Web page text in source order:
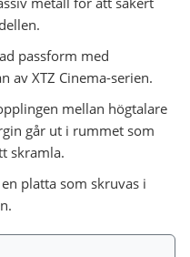
passform med
av XTZ Cinema-serien.
mellan högtalare
går ut i rummet som
skramla.
platta som skruvas i